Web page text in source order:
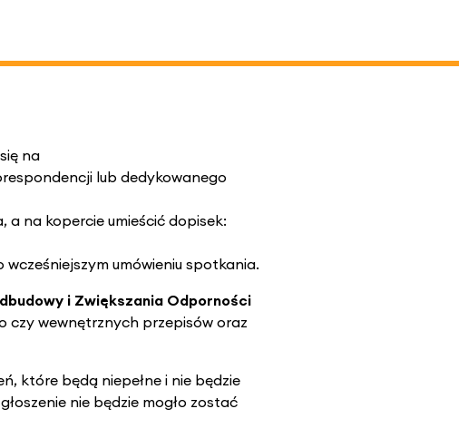
na
lub dedykowanego
a na kopercie umieścić dopisek:
umówieniu spotkania.
i Zwiększania Odporności
czy wewnętrznych przepisów oraz
które będą niepełne i nie będzie
nie będzie mogło zostać